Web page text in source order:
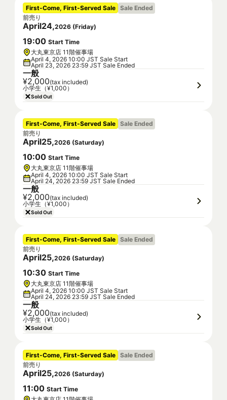
First-Come, First-Served Sale Sale Ended
前売り
April24,2026 (Friday)
19:00 Start Time
大丸東京店 11階催事場
April 4, 2026 10:00 JST Sale Start
April 23, 2026 23:59 JST Sale Ended
一般
¥2,000(tax included)
小学生（¥1,000）
Sold Out
First-Come, First-Served Sale Sale Ended
前売り
April25,2026 (Saturday)
10:00 Start Time
大丸東京店 11階催事場
April 4, 2026 10:00 JST Sale Start
April 24, 2026 23:59 JST Sale Ended
一般
¥2,000(tax included)
小学生（¥1,000）
Sold Out
First-Come, First-Served Sale Sale Ended
前売り
April25,2026 (Saturday)
10:30 Start Time
大丸東京店 11階催事場
April 4, 2026 10:00 JST Sale Start
April 24, 2026 23:59 JST Sale Ended
一般
¥2,000(tax included)
小学生（¥1,000）
Sold Out
First-Come, First-Served Sale Sale Ended
前売り
April25,2026 (Saturday)
11:00 Start Time